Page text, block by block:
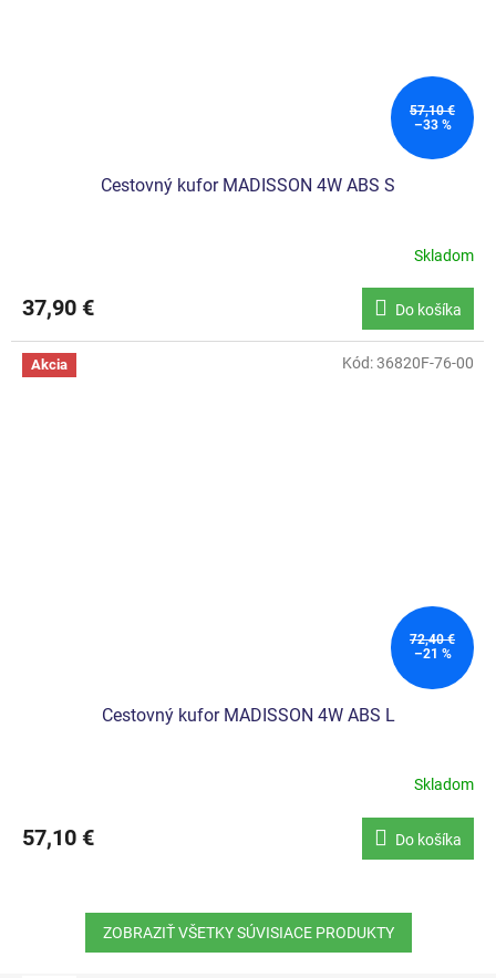
57,10 €
–33 %
Cestovný kufor MADISSON 4W ABS S
Skladom
37,90 € Do košíka
Akcia
72,40 €
–21 %
Cestovný kufor MADISSON 4W ABS L
Skladom
57,10 € Do košíka
Kód:36820F-76-00
ZOBRAZIŤ VŠETKY SÚVISIACE PRODUKTY